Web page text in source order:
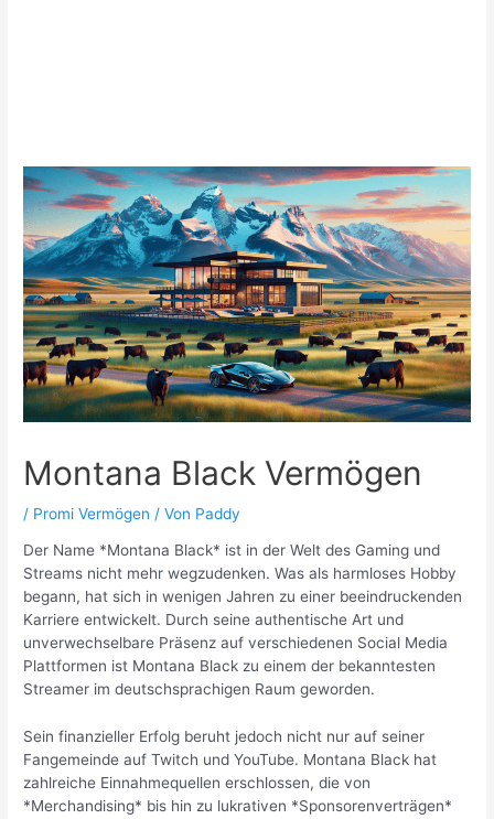
Montana Black Vermögen
/ Promi Vermögen / Von Paddy
Der Name *Montana Black* ist in der Welt des Gaming und
Streams nicht mehr wegzudenken. Was als harmloses Hobby
begann, hat sich in wenigen Jahren zu einer beeindruckenden
Karriere entwickelt. Durch seine authentische Art und
unverwechselbare Präsenz auf verschiedenen Social Media
Plattformen ist Montana Black zu einem der bekanntesten
Streamer im deutschsprachigen Raum geworden.
Sein finanzieller Erfolg beruht jedoch nicht nur auf seiner
Fangemeinde auf Twitch und YouTube. Montana Black hat
zahlreiche Einnahmequellen erschlossen, die von
*Merchandising* bis hin zu lukrativen *Sponsorenverträgen*